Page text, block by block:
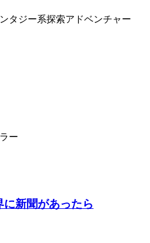
タジー系探索アドベンチャー
ー
に新聞があったら